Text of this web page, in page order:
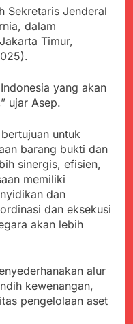
terkait Dugaan
beli obat
4 DPRD
Sukabumi
2024
Gereja,
Yonif 310/KK
Pembenahan
2024
kab. Sukabumi
Bicara Terkait
akan Kadaluarsa
2024
Pembelian Obat
Puskesmas di
Sukabumi yang
Kadaluarsa.
2024
Satgas
310/KK Berikan
Duka Cita
2024
Jabar Beberkan
Negeri Kab
didesak usut
Dugaan
2024
Sekretaris Jenderal
dalam
Timur,
yang akan
ujar Asep.
untuk
barang bukti dan
sinergis, efisien,
memiliki
dan
dan eksekusi
akan lebih
alur
kewenangan,
pengelolaan aset